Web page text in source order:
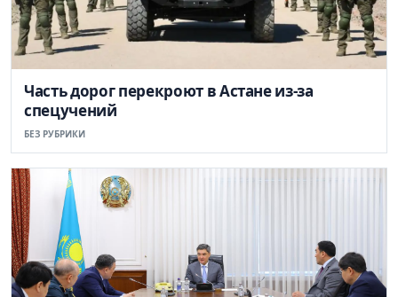
Часть дорог перекроют в Астане из-за
спецучений
БЕЗ РУБРИКИ